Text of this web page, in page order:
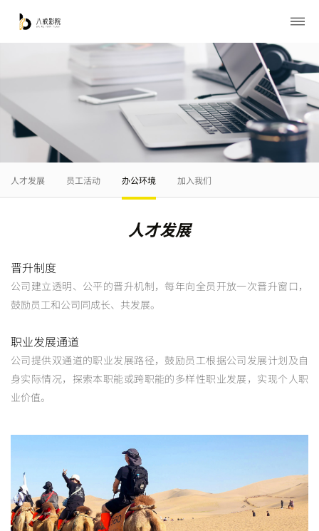
人才发展 员工活动 办公环境 加入我们
人才发展
晋升制度
公司建立透明、公平的晋升机制，每年向全员开放一次晋升窗口，
鼓励员工和公司同成长、共发展。
职业发展通道
公司提供双通道的职业发展路径，鼓励员工根据公司发展计划及自
身实际情况，探索本职能或跨职能的多样性职业发展，实现个人职
业价值。